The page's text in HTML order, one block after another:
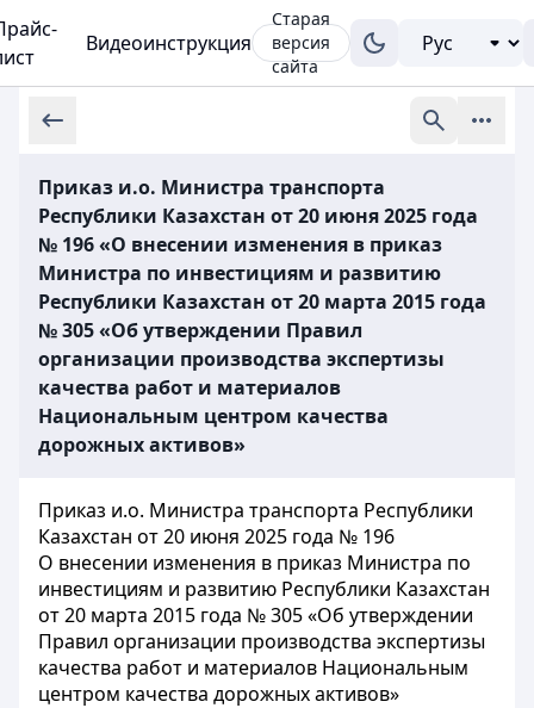
Видеоинструкция
Старая
версия
сайта
Приказ и.о. Министра транспорта
Республики Казахстан от 20 июня 2025 года
№ 196 «О внесении изменения в приказ
Министра по инвестициям и развитию
Республики Казахстан от 20 марта 2015 года
№ 305 «Об утверждении Правил
организации производства экспертизы
качества работ и материалов
Национальным центром качества
дорожных активов»
Приказ и.о. Министра транспорта Республики
Казахстан от 20 июня 2025 года № 196
О внесении изменения в приказ Министра по
инвестициям и развитию Республики Казахстан
от 20 марта 2015 года № 305 «Об утверждении
Правил организации производства экспертизы
качества работ и материалов Национальным
центром качества дорожных активов»